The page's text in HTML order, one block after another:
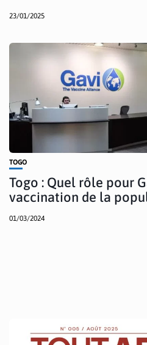
23/01/2025
TOGO
Togo : Quel rôle pour
vaccination de la
01/03/2024